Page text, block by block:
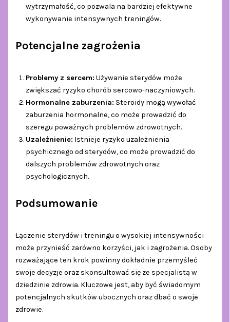
wytrzymałość, co pozwala na bardziej efektywne
wykonywanie intensywnych treningów.
Potencjalne zagrożenia
Problemy z sercem: Używanie sterydów może
zwiększać ryzyko chorób sercowo-naczyniowych.
Hormonalne zaburzenia: Steroidy mogą wywołać
zaburzenia hormonalne, co może prowadzić do
szeregu poważnych problemów zdrowotnych.
Uzależnienie: Istnieje ryzyko uzależnienia
psychicznego od sterydów, co może prowadzić do
dalszych problemów zdrowotnych oraz
psychologicznych.
Podsumowanie
Łączenie sterydów i treningu o wysokiej intensywności
może przynieść zarówno korzyści, jak i zagrożenia. Osoby
rozważające ten krok powinny dokładnie przemyśleć
swoje decyzje oraz skonsultować się ze specjalistą w
dziedzinie zdrowia. Kluczowe jest, aby być świadomym
potencjalnych skutków ubocznych oraz dbać o swoje
zdrowie.